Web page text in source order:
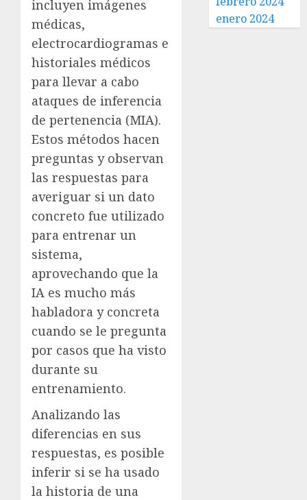
incluyen imágenes
médicas,
electrocardiogramas e
historiales médicos
para llevar a cabo
ataques de inferencia
de pertenencia (MIA).
Estos métodos hacen
preguntas y observan
las respuestas para
averiguar si un dato
concreto fue utilizado
para entrenar un
sistema,
aprovechando que la
IA es mucho más
habladora y concreta
cuando se le pregunta
por casos que ha visto
durante su
entrenamiento.
Analizando las
diferencias en sus
respuestas, es posible
inferir si se ha usado
la historia de una
enero 2024